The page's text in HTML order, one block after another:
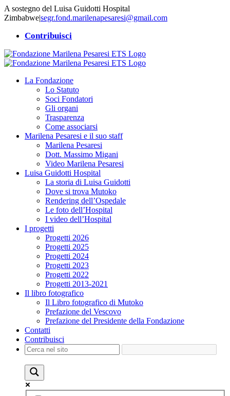
Salta
al
A sostegno del Luisa Guidotti Hospital
Zimbabwe|segr.fond.marilenapesaresi@gmail.com
Contribuisci
La Fondazione
Lo Statuto
Soci Fondatori
Gli organi
Trasparenza
Come associarsi
Marilena Pesaresi e il suo staff
Marilena Pesaresi
Dott. Massimo Migani
Video Marilena Pesaresi
Luisa Guidotti Hospital
La storia di Luisa Guidotti
Dove si trova Mutoko
Rendering dell’Ospedale
Le foto dell’Hospital
I video dell’Hospital
I progetti
Progetti 2026
Progetti 2025
Progetti 2024
Progetti 2023
Progetti 2022
Progetti 2013-2021
Il libro fotografico
Il Libro fotografico di Mutoko
Prefazione del Vescovo
Prefazione del Presidente della Fondazione
Contatti
Contribuisci